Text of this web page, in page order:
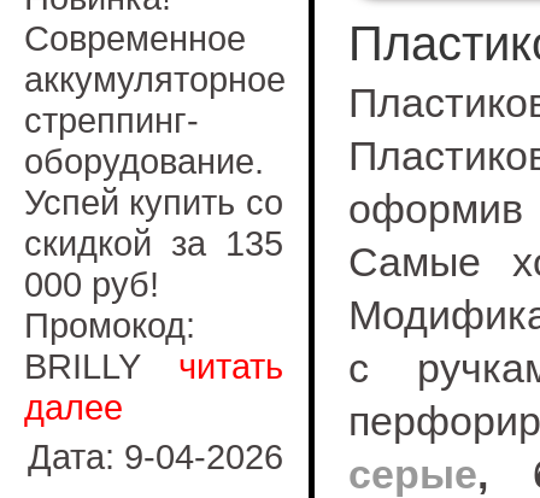
Современное
аккумуляторное
стреппинг-
оборудование.
Успей купить со
скидкой за 135
000 руб!
Промокод:
BRILLY читать
далее
Дата: 9-04-2026
оформив
Самые
с
серые,